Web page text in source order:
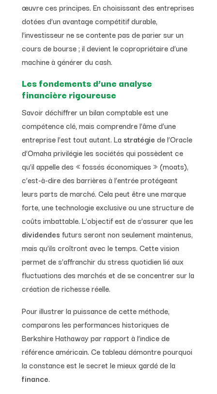
œuvre ces principes. En choisissant des entreprises
dotées d’un avantage compétitif durable,
l’investisseur ne se contente pas de parier sur un
cours de bourse ; il devient le copropriétaire d’une
machine à générer du cash.
Les fondements d’une analyse
financière rigoureuse
Savoir déchiffrer un bilan comptable est une
compétence clé, mais comprendre l’âme d’une
entreprise l’est tout autant. La stratégie de l’Oracle
d’Omaha privilégie les sociétés qui possèdent ce
qu’il appelle des « fossés économiques » (moats),
c’est-à-dire des barrières à l’entrée protégeant
leurs parts de marché. Cela peut être une marque
forte, une technologie exclusive ou une structure de
coûts imbattable. L’objectif est de s’assurer que les
dividendes futurs seront non seulement maintenus,
mais qu’ils croîtront avec le temps. Cette vision
permet de s’affranchir du stress quotidien lié aux
fluctuations des marchés et de se concentrer sur la
création de richesse réelle.
Pour illustrer la puissance de cette méthode,
comparons les performances historiques de
Berkshire Hathaway par rapport à l’indice de
référence américain. Ce tableau démontre pourquoi
la constance est le secret le mieux gardé de la
finance.